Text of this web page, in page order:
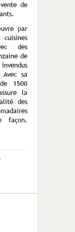
de
par
des
de
sa
1500
la
des
façon.